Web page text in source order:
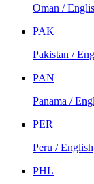
Oman /
PAK
Pakistan /
PAN
Panama /
PER
Peru / English
PHL